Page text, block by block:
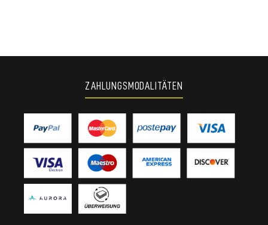
ZAHLUNGSMODALITÄTEN